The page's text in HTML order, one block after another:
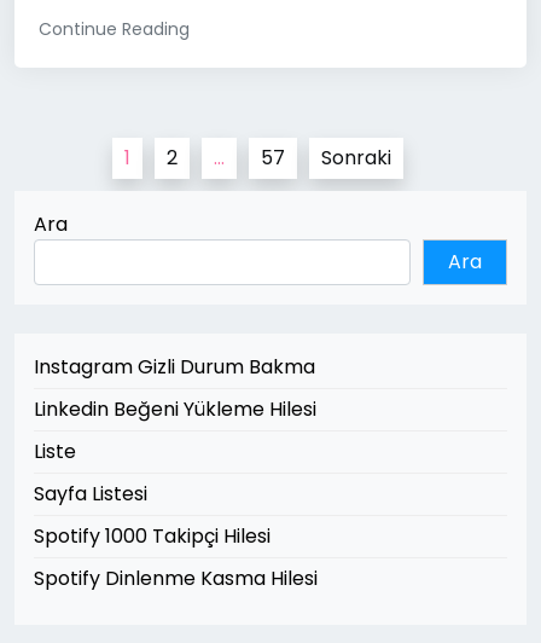
Continue Reading
sayfalaması
1 2 … 57 Sonraki
Ara
Ara
Instagram Gizli Durum Bakma
Linkedin Beğeni Yükleme Hilesi
Liste
Sayfa Listesi
Spotify 1000 Takipçi Hilesi
Spotify Dinlenme Kasma Hilesi